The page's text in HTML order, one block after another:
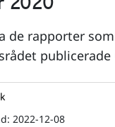
de rapporter som
publicerade
2022-12-08